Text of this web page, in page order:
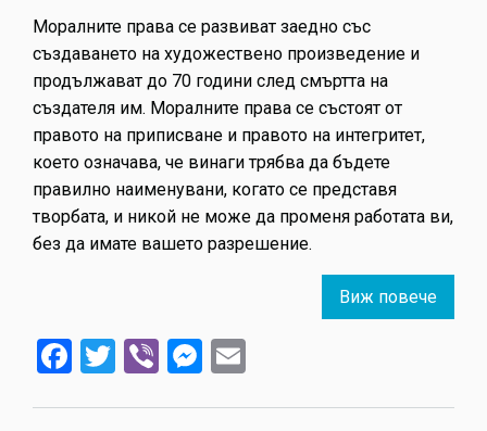
Моралните права се развиват заедно със
създаването на художествено произведение и
продължават до 70 години след смъртта на
създателя им. Моралните права се състоят от
правото на приписване и правото на интегритет,
което означава, че винаги трябва да бъдете
правилно наименувани, когато се представя
творбата, и никой не може да променя работата ви,
без да имате вашето разрешение.
Виж повече
Дума
Facebook
Twitter
ViberMessenger